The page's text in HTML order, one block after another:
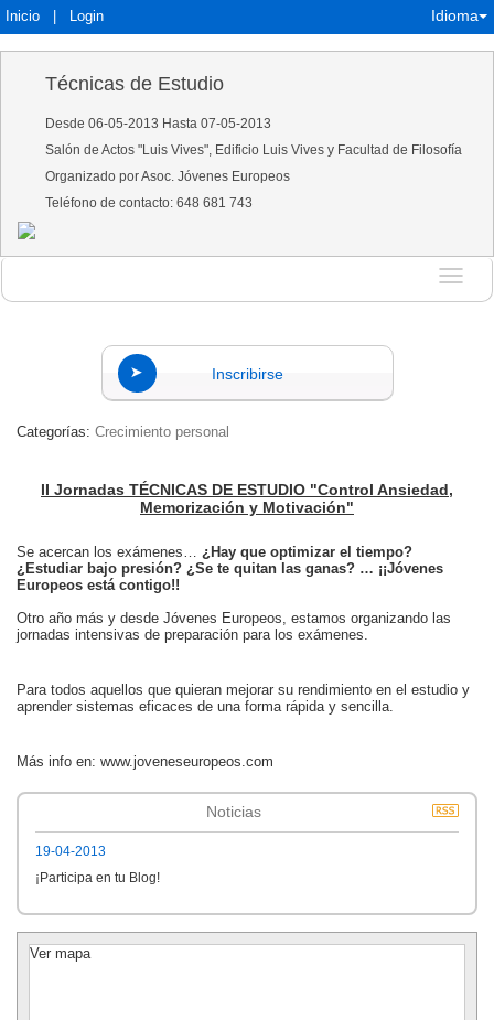
Inicio Login Idioma
Técnicas de Estudio
Desde 06-05-2013 Hasta 07-05-2013
Salón de Actos "Luis Vives", Edificio Luis Vives y Facultad de Filosofía
Organizado por Asoc. Jóvenes Europeos
Teléfono de contacto: 648 681 743
Idioma
Inscribirse
Categorías: Crecimiento personal
II Jornadas TÉCNICAS DE ESTUDIO "Control Ansiedad,
Memorización y Motivación"
Se acercan los exámenes… ¿Hay que optimizar el tiempo?
¿Estudiar bajo presión? ¿Se te quitan las ganas? … ¡¡Jóvenes
Europeos está contigo!!
Otro año más y desde Jóvenes Europeos, estamos organizando las
jornadas intensivas de preparación para los exámenes.
Para todos aquellos que quieran mejorar su rendimiento en el estudio y
aprender sistemas eficaces de una forma rápida y sencilla.
Más info en: www.joveneseuropeos.com
Noticias
19-04-2013
¡Participa en tu Blog!
Ver mapa